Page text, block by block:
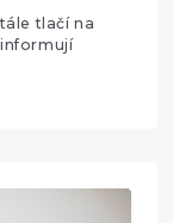
tlačí na